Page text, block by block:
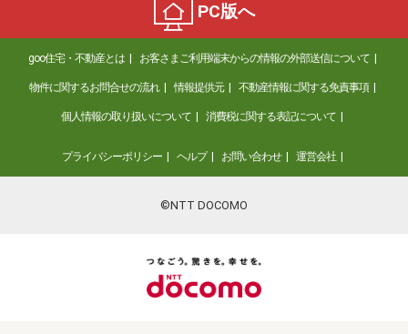
PC版へ
goo住宅・不動産とは お客さまご利用端末からの情報の外部送信について
物件に関するお問合せの流れ 情報提供元 不動産情報に関する免責事項
個人情報の取り扱いについて 消費税に関する表記について
プライバシーポリシー ヘルプ お問い合わせ 運営会社
©NTT DOCOMO